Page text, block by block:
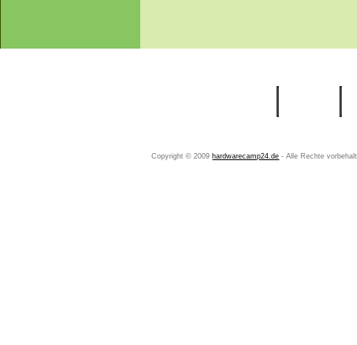
Copyright © 2009 hardwarecamp24.de - Alle Rechte